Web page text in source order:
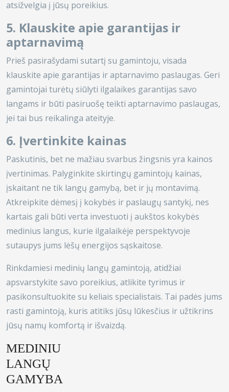
atsižvelgia į jūsų poreikius.
5. Klauskite apie garantijas ir
aptarnavimą
Prieš pasirašydami sutartį su gamintoju, visada
klauskite apie garantijas ir aptarnavimo paslaugas. Geri
gamintojai turėtų siūlyti ilgalaikes garantijas savo
langams ir būti pasiruošę teikti aptarnavimo paslaugas,
jei tai bus reikalinga ateityje.
6. Įvertinkite kainas
Paskutinis, bet ne mažiau svarbus žingsnis yra kainos
įvertinimas. Palyginkite skirtingų gamintojų kainas,
įskaitant ne tik langų gamybą, bet ir jų montavimą.
Atkreipkite dėmesį į kokybės ir paslaugų santykį, nes
kartais gali būti verta investuoti į aukštos kokybės
medinius langus, kurie ilgalaikėje perspektyvoje
sutaupys jums lėšų energijos sąskaitose.
Rinkdamiesi medinių langų gamintoją, atidžiai
apsvarstykite savo poreikius, atlikite tyrimus ir
pasikonsultuokite su keliais specialistais. Tai padės jums
rasti gamintoją, kuris atitiks jūsų lūkesčius ir užtikrins
jūsų namų komfortą ir išvaizdą.
MEDINIU
LANGŲ
GAMYBA